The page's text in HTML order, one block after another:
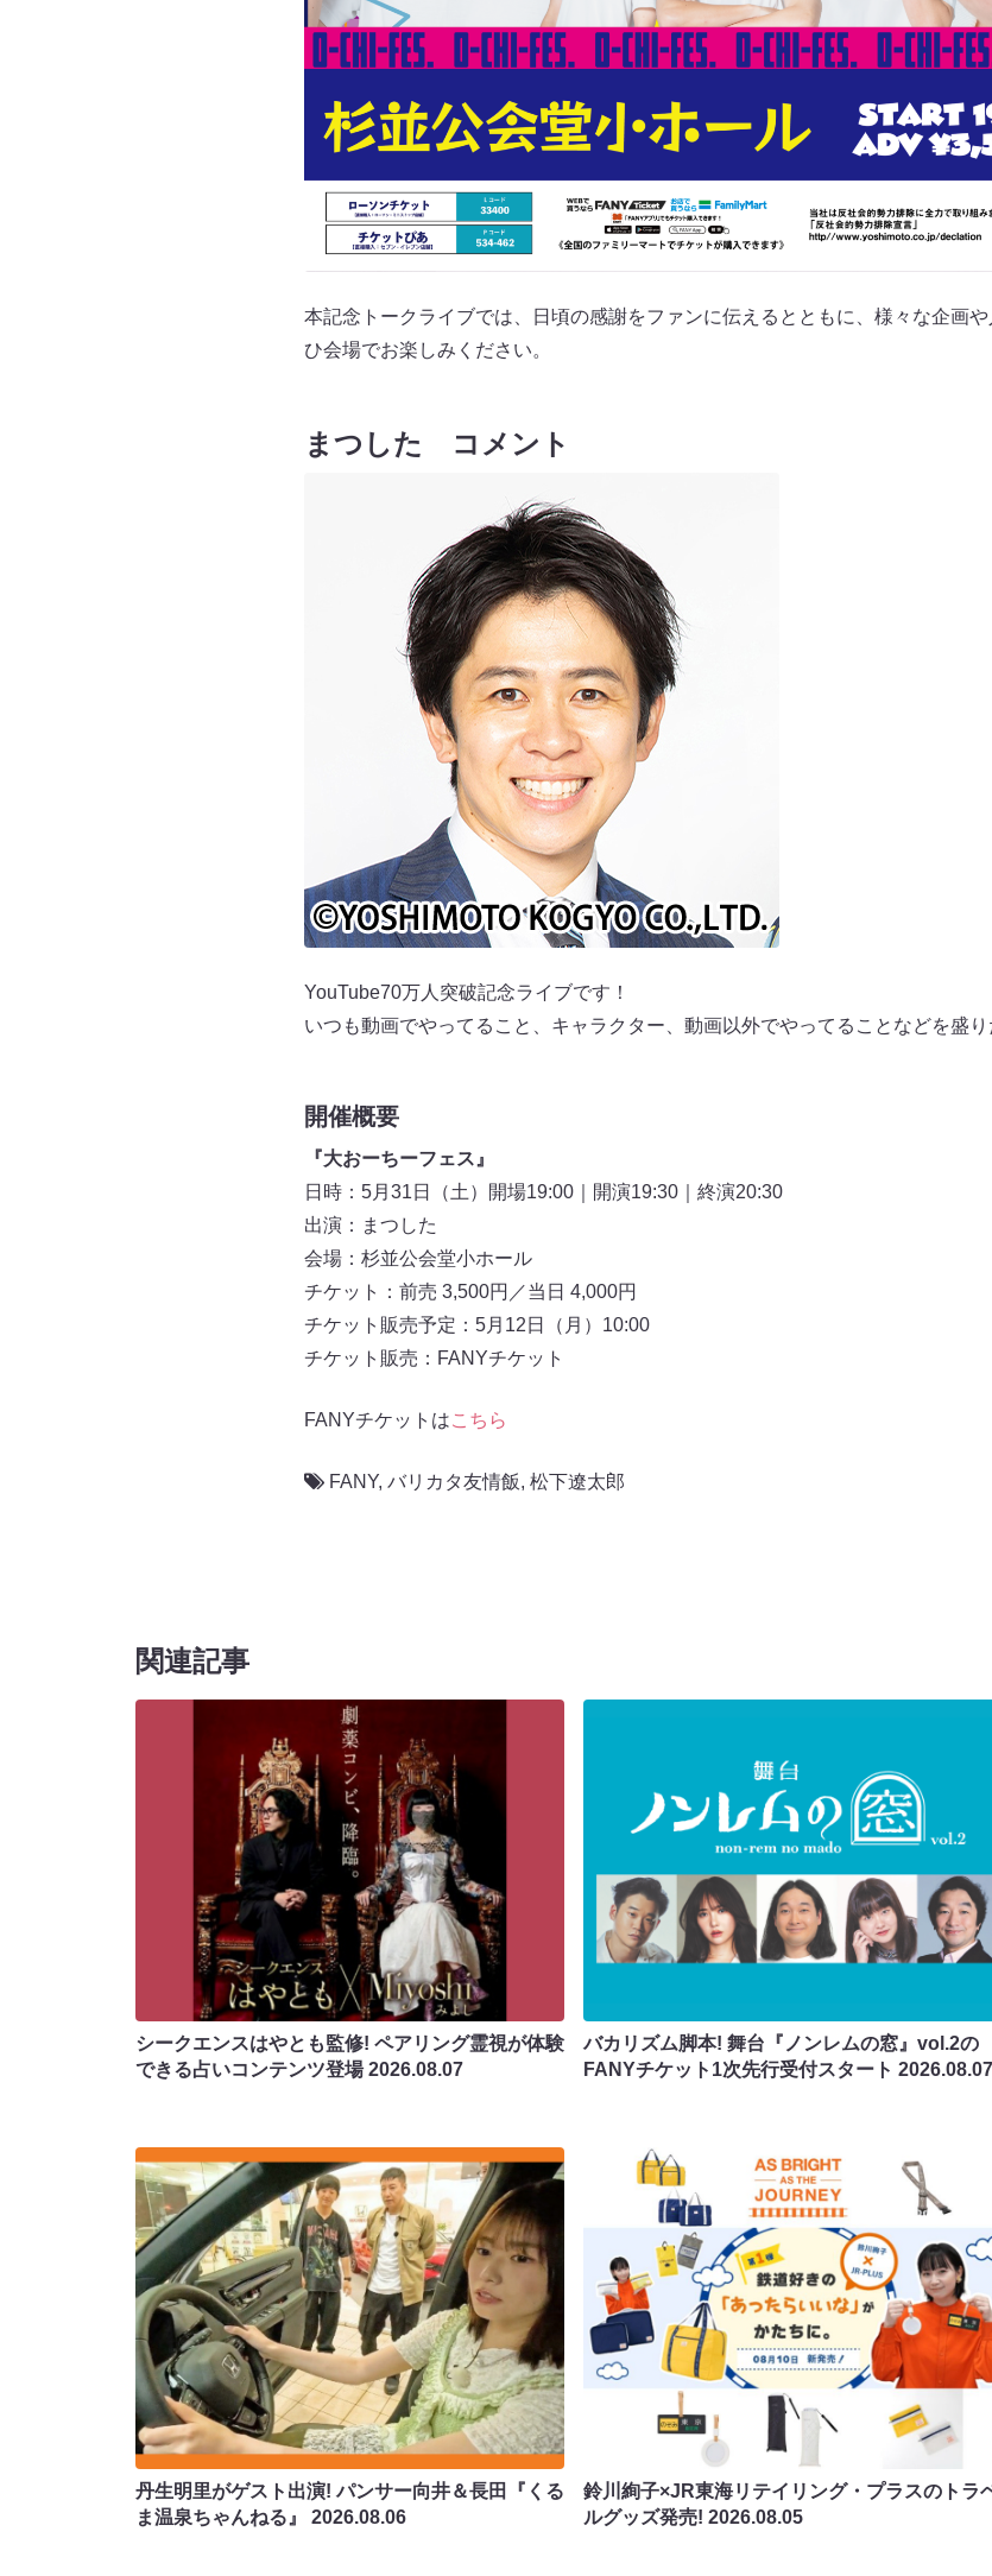
本記念トークライブでは、日頃の感謝をファンに伝えるとともに、様々な企画
ひ会場でお楽しみください。
まつした コメント
YouTube70万人突破記念ライブです！
いつも動画でやってること、キャラクター、動画以外でやってることなどを盛
開催概要
『大おーちーフェス』
日時：5月31日（土）開場19:00｜開演19:30｜終演20:30
出演：まつした
会場：杉並公会堂小ホール
チケット：前売 3,500円／当日 4,000円
チケット販売予定：5月12日（月）10:00
チケット販売：FANYチケット
FANYチケットはこちら
FANY, バリカタ友情飯, 松下遼太郎
関連記事
シークエンスはやとも監修! ペアリング霊視が体験
できる占いコンテンツ登場2026.08.07
バカリズム脚本! 舞台『ノンレムの窓』vol.2の
FANYチケット1次先行受付スタート2026.08.07
丹生明里がゲスト出演! パンサー向井＆長田『くる
ま温泉ちゃんねる』 2026.08.06
鈴川絢子×JR東海リテイリング・プラスのトラ
ルグッズ発売!2026.08.05